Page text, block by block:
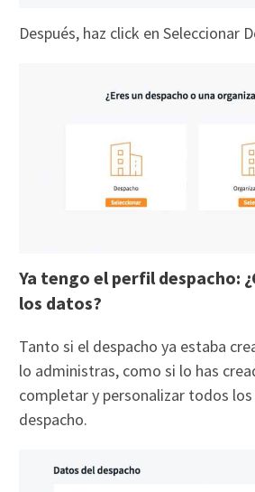
Después, haz click en Seleccionar
Ya tengo el perfil despacho:
los datos?
Tanto si el despacho ya estaba
lo administras, como si lo has
completar y personalizar todos
despacho.